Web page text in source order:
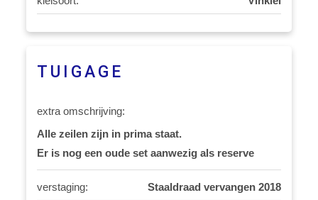
TUIGAGE
extra omschrijving:
Alle zeilen zijn in prima staat.
Er is nog een oude set aanwezig als reserve
verstaging: Staaldraad vervangen 2018